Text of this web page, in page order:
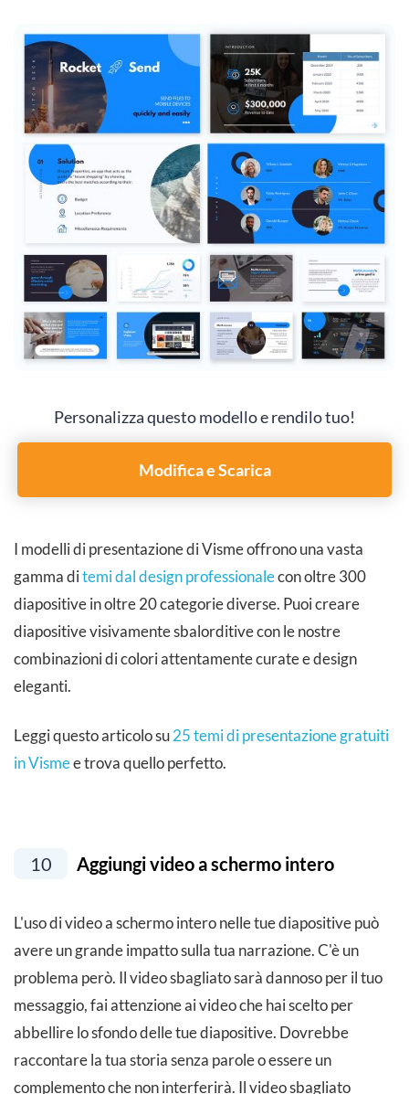
Personalizza questo modello e rendilo tuo!
Modifica e Scarica
I modelli di presentazione di Visme offrono una vasta
gamma ditemi dal design professionalecon oltre 300
diapositive in oltre 20 categorie diverse. Puoi creare
diapositive visivamente sbalorditive con le nostre
combinazioni di colori attentamente curate e design
eleganti.
Leggi questo articolo su25 temi di presentazione gratuiti
in Vismee trova quello perfetto.
10 Aggiungi video a schermo intero
L'uso di video a schermo intero nelle tue diapositive può
avere un grande impatto sulla tua narrazione. C'è un
problema però. Il video sbagliato sarà dannoso per il tuo
messaggio, fai attenzione ai video che hai scelto per
abbellire lo sfondo delle tue diapositive. Dovrebbe
raccontare la tua storia senza parole o essere un
complemento che non interferirà. Il video sbagliato